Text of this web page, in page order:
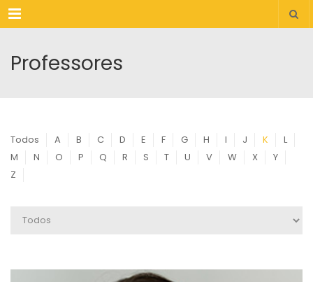
Menu
Professores
Todos A B C D E F G H I J K
L
M
N O P Q R S T U V W X
Y
Z